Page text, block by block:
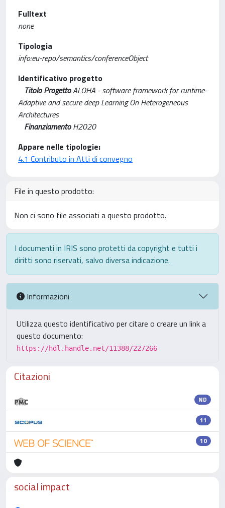
Fulltext
none
Tipologia
info:eu-repo/semantics/conferenceObject
Identificativo progetto
Titolo ProgettoALOHA - software framework for runtime-
Adaptive and secure deep Learning On Heterogeneous
Architectures
FinanziamentoH2020
Appare nelle tipologie:
4.1 Contributo in Atti di convegno
File in questo prodotto:
Non ci sono file associati a questo prodotto.
I documenti in IRIS sono protetti da copyright e tutti i
diritti sono riservati, salvo diversa indicazione.
Informazioni
Utilizza questo identificativo per citare o creare un link a
questo documento:
https://hdl.handle.net/11388/227266
Citazioni
ND
11
10
social impact